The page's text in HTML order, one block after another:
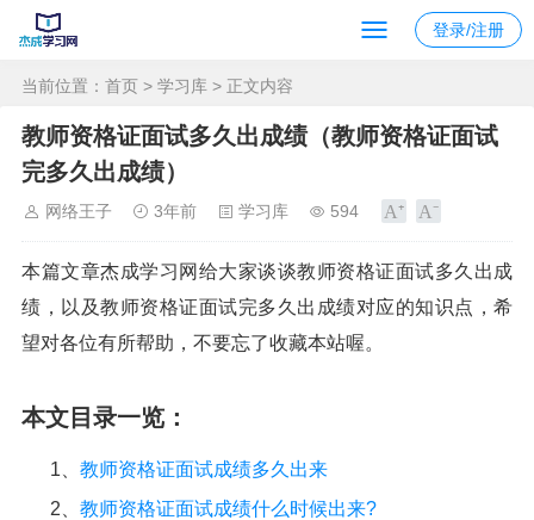
登录/注册
当前位置： 首页 > 学习库 > 正文内容
教师资格证面试多久出成绩（教师资格证面试
完多久出成绩）
网络王子 3年前 学习库 594
本篇文章杰成学习网给大家谈谈教师资格证面试多久出成
绩，以及教师资格证面试完多久出成绩对应的知识点，希
望对各位有所帮助，不要忘了收藏本站喔。
本文目录一览：
1、 教师资格证面试成绩多久出来
2、 教师资格证面试成绩什么时候出来?